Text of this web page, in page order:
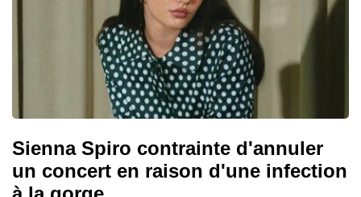
Sienna Spiro contrainte d'annuler
un concert en raison d'une infection